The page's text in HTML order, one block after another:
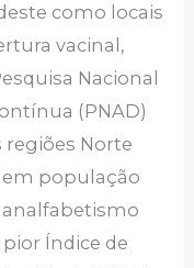
como locais
vacinal,
Nacional
(PNAD)
regiões Norte
população
Índice de